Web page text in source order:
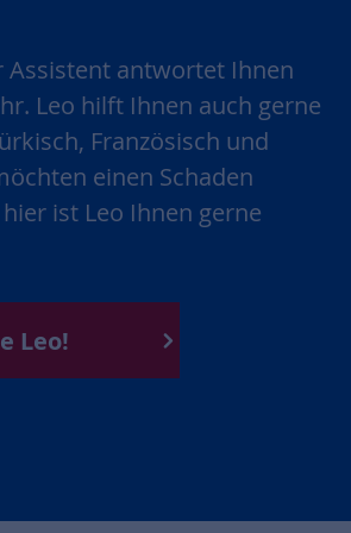
Assistent antwortet Ihnen
Leo hilft Ihnen auch gerne
Französisch und
einen Schaden
ist Leo Ihnen gerne
Leo!